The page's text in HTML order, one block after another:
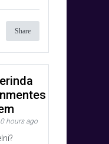
Share
hours ago